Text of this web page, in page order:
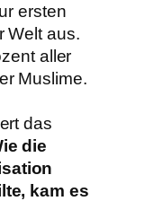
ersten
Welt aus.
aller
Muslime.
das
die
kam es